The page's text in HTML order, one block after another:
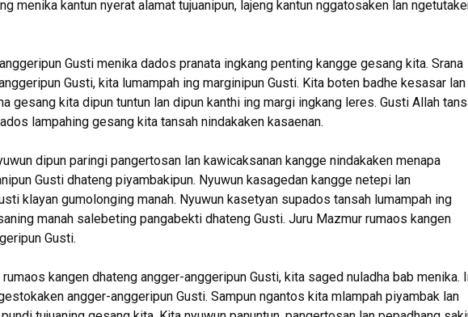
menika kantun nyerat alamat tujuanipun, lajeng kantun nggatosaken lan
Gusti menika dados pranata ingkang penting kangge gesang kita. Srana
Gusti, kita lumampah ing marginipun Gusti. Kita boten badhe kesasar lan
gesang kita dipun tuntun lan dipun kanthi ing margi ingkang leres. Gusti Allah
lampahing gesang kita tansah nindakaken kasaenan.
dipun paringi pangertosan lan kawicaksanan kangge nindakaken menapa
Gusti dhateng piyambakipun. Nyuwun kasagedan kangge netepi lan
klayan gumolonging manah. Nyuwun kasetyan supados tansah lumampah ing
manah salebeting pangabekti dhateng Gusti. Juru Mazmur rumaos kangen
Gusti.
kangen dhateng angger-anggeripun Gusti, kita saged nuladha bab menika.
angger-anggeripun Gusti. Sampun ngantos kita mlampah piyambak lan